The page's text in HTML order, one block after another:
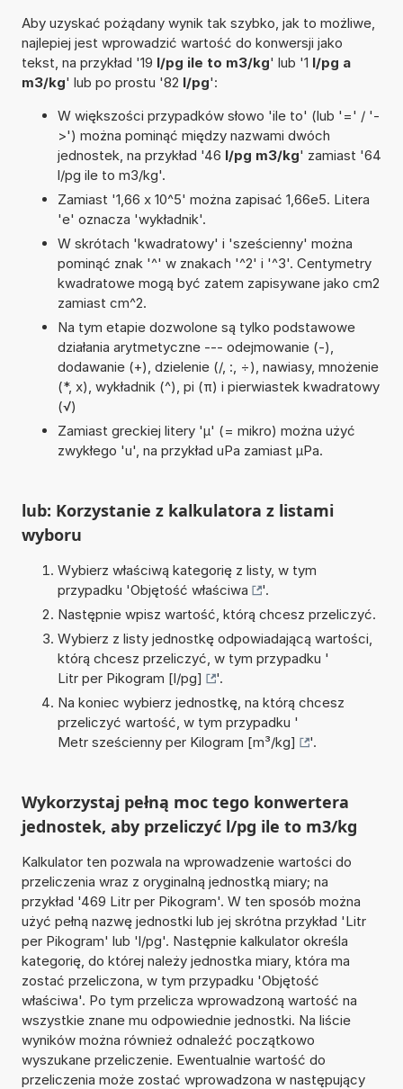
Aby uzyskać pożądany wynik tak szybko, jak to możliwe,
najlepiej jest wprowadzić wartość do konwersji jako
tekst, na przykład '19 l/pg ile to m3/kg' lub '1 l/pg a
m3/kg' lub po prostu '82 l/pg':
W większości przypadków słowo 'ile to' (lub '=' / '-
>') można pominąć między nazwami dwóch
jednostek, na przykład '46 l/pg m3/kg' zamiast '64
l/pg ile to m3/kg'.
Zamiast '1,66 x 10^5' można zapisać 1,66e5. Litera
'e' oznacza 'wykładnik'.
W skrótach 'kwadratowy' i 'sześcienny' można
pominąć znak '^' w znakach '^2' i '^3'. Centymetry
kwadratowe mogą być zatem zapisywane jako cm2
zamiast cm^2.
Na tym etapie dozwolone są tylko podstawowe
działania arytmetyczne --- odejmowanie (-),
dodawanie (+), dzielenie (/, :, ÷), nawiasy, mnożenie
(*, x), wykładnik (^), pi (π) i pierwiastek kwadratowy
(√)
Zamiast greckiej litery 'µ' (= mikro) można użyć
zwykłego 'u', na przykład uPa zamiast µPa.
lub: Korzystanie z kalkulatora z listami
wyboru
Wybierz właściwą kategorię z listy, w tym
przypadku 'Objętość właściwa
'.
Następnie wpisz wartość, którą chcesz przeliczyć.
Wybierz z listy jednostkę odpowiadającą wartości,
którą chcesz przeliczyć, w tym przypadku '
Litr per Pikogram [l/pg]
'.
Na koniec wybierz jednostkę, na którą chcesz
przeliczyć wartość, w tym przypadku '
Metr sześcienny per Kilogram [m³/kg]
'.
Wykorzystaj pełną moc tego konwertera
jednostek, aby przeliczyć l/pg ile to m3/kg
Kalkulator ten pozwala na wprowadzenie wartości do
przeliczenia wraz z oryginalną jednostką miary; na
przykład '469 Litr per Pikogram'. W ten sposób można
użyć pełną nazwę jednostki lub jej skrótna przykład 'Litr
per Pikogram' lub 'l/pg'. Następnie kalkulator określa
kategorię, do której należy jednostka miary, która ma
zostać przeliczona, w tym przypadku 'Objętość
właściwa'. Po tym przelicza wprowadzoną wartość na
wszystkie znane mu odpowiednie jednostki. Na liście
wyników można również odnaleźć początkowo
wyszukane przeliczenie. Ewentualnie wartość do
przeliczenia może zostać wprowadzona w następujący